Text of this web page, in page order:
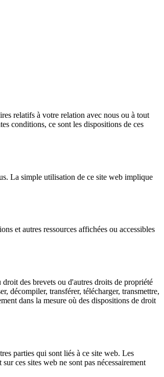
relatifs à votre relation avec nous ou à tout
conditions, ce sont les dispositions de ces
La simple utilisation de ce site web implique
et autres ressources affichées ou accessibles
des brevets ou d'autres droits de propriété
décompiler, transférer, télécharger, transmettre,
dans la mesure où des dispositions de droit
parties qui sont liés à ce site web. Les
ces sites web ne sont pas nécessairement